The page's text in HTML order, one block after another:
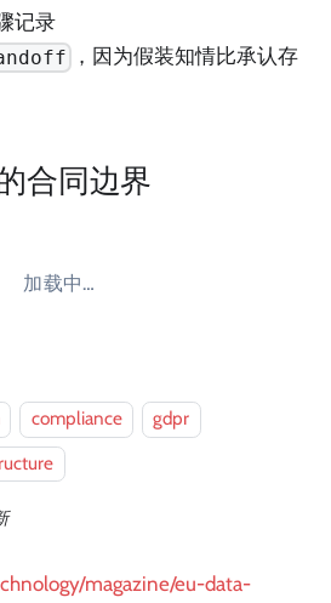
记录
，因为假装知情比承认存
合同边界
加载中…
compliance
gdpr
magazine/eu-data-